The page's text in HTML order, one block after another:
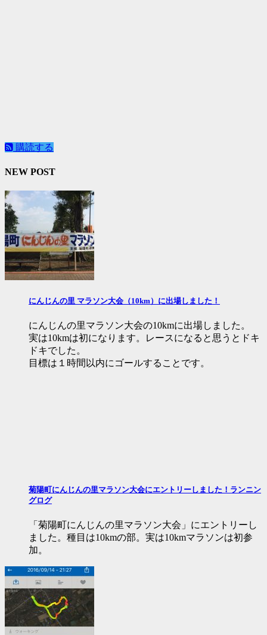
購読する
NEW POST
にんじんの里 マラソン大会（10km）に出場しました！
にんじんの里マラソン大会の10kmに出場しました。
実は10kmは初になります。レースになると思うとドキ
ドキでした。
目標は１時間以内にゴールすることです。
菊陽町にんじんの里マラソン大会にエントリーしました！ランニン
グログ
「菊陽町にんじんの里マラソン大会」にエントリーし
ました。種目は10kmの部。実は10kmマラソンは初参
加。